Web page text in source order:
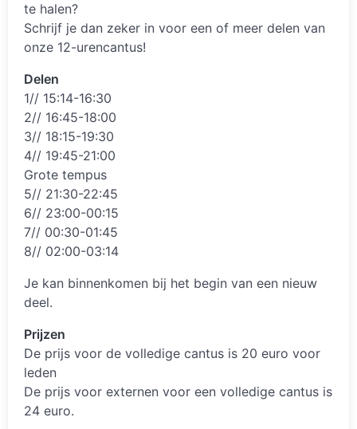
te halen?
Schrijf je dan zeker in voor een of meer delen van
onze 12-urencantus!
Delen
1// 15:14-16:30
2// 16:45-18:00
3// 18:15-19:30
4// 19:45-21:00
Grote tempus
5// 21:30-22:45
6// 23:00-00:15
7// 00:30-01:45
8// 02:00-03:14
Je kan binnenkomen bij het begin van een nieuw
deel.
Prijzen
De prijs voor de volledige cantus is 20 euro voor
leden
De prijs voor externen voor een volledige cantus is
24 euro.